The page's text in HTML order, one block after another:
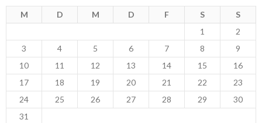
M D M D F S
S
1
2
3
4 5 6 7 8
9
10
11 12 13 14 15
16
17
18 19 20 21 22
23
24
25 26 27 28 29
30
31